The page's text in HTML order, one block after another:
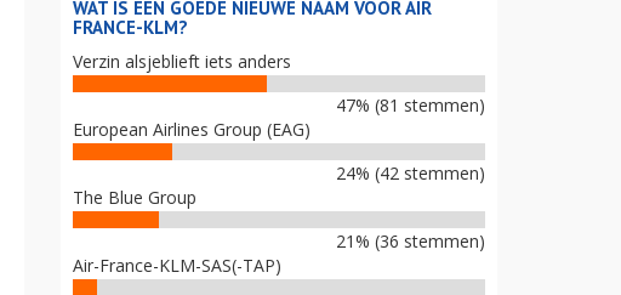
WAT IS EEN GOEDE NIEUWE NAAM VOOR AIR
FRANCE-KLM?
Verzin alsjeblieft iets anders
47% (81 stemmen)
European Airlines Group (EAG)
24% (42 stemmen)
The Blue Group
21% (36 stemmen)
Air-France-KLM-SAS(-TAP)